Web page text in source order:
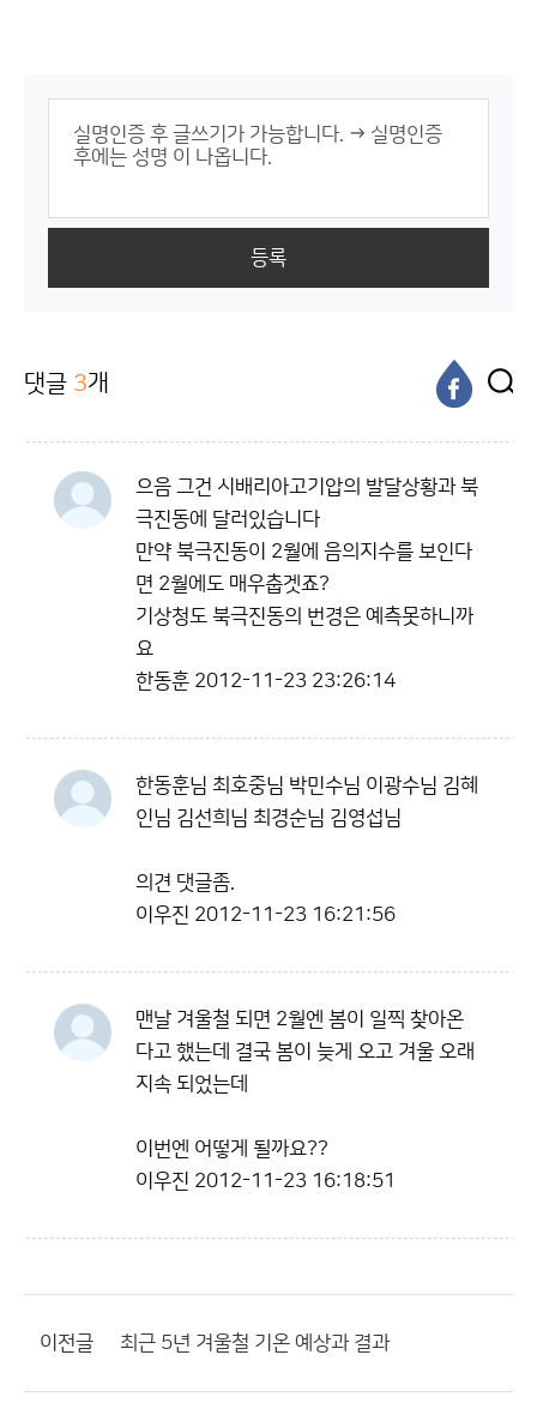
등록
댓글 3개
으음 그건 시배리아고기압의 발달상황과 북
극진동에 달러있습니다
만약 북극진동이 2월에 음의지수를 보인다
면 2월에도 매우춥겟죠?
기상청도 북극진동의 번경은 예측못하니까
요
한동훈 2012-11-23 23:26:14
한동훈님 최호중님 박민수님 이광수님 김혜
인님 김선희님 최경순님 김영섭님
의견 댓글좀.
이우진 2012-11-23 16:21:56
맨날 겨울철 되면 2월엔 봄이 일찍 찾아온
다고 했는데 결국 봄이 늦게 오고 겨울 오래
지속 되었는데
이번엔 어떻게 될까요??
이우진 2012-11-23 16:18:51
이전글 최근 5년 겨울철 기온 예상과 결과